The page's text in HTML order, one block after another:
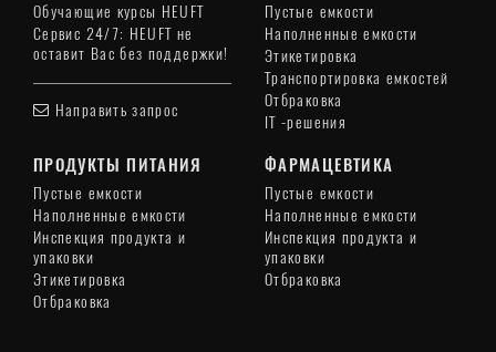
Обучающие курсы HEUFT
Сервис 24/7: HEUFT не
оставит Вас без поддержки!
Направить запрос
Пустые емкости
Наполненные емкости
Этикетировка
Транспортировка емкостей
Отбраковка
IT -решения
ПРОДУКТЫ ПИТАНИЯ
Пустые емкости
Наполненные емкости
Инспекция продукта и
упаковки
Этикетировка
Отбраковка
ФАРМАЦЕВТИКА
Пустые емкости
Наполненные емкости
Инспекция продукта и
упаковки
Отбраковка